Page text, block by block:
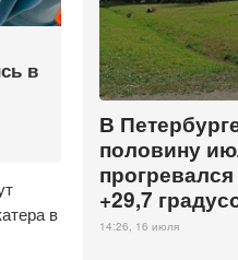
в
в
В
половину
+29,7
14:26, 16 июля